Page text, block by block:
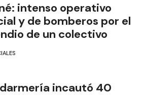
intenso operativo
y de bomberos por el
de un colectivo
incautó 40